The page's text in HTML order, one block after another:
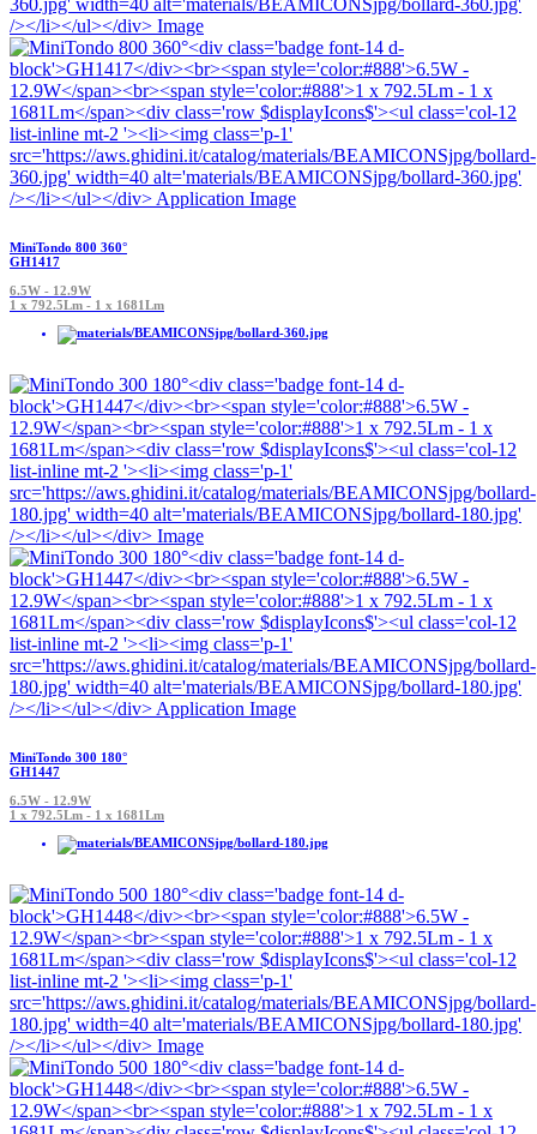
MiniTondo 800 360°
GH1417
6.5W - 12.9W
1 x 792.5Lm - 1 x 1681Lm
MiniTondo 300 180°
GH1447
6.5W - 12.9W
1 x 792.5Lm - 1 x 1681Lm